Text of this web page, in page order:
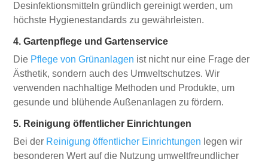
Desinfektionsmitteln gründlich gereinigt werden, um
höchste Hygienestandards zu gewährleisten.
4. Gartenpflege und Gartenservice
Die Pflege von Grünanlagen ist nicht nur eine Frage der
Ästhetik, sondern auch des Umweltschutzes. Wir
verwenden nachhaltige Methoden und Produkte, um
gesunde und blühende Außenanlagen zu fördern.
5. Reinigung öffentlicher Einrichtungen
Bei der Reinigung öffentlicher Einrichtungen legen wir
besonderen Wert auf die Nutzung umweltfreundlicher